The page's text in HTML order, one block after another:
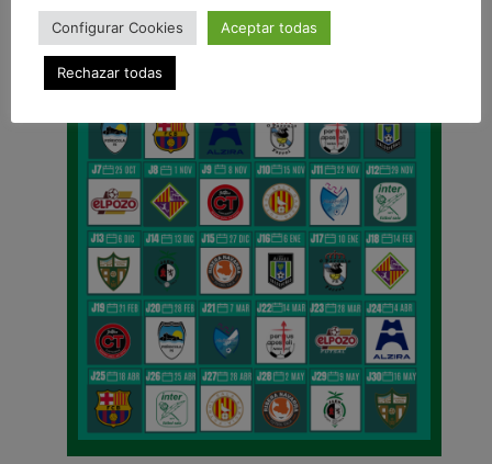
Configurar Cookies Aceptar todas
Rechazar todas